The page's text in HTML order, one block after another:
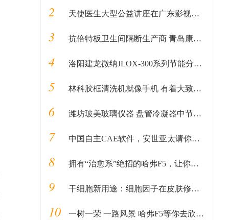
2 天使医生大型公益讲座在广东影视频道特别播出！
3 抗倍特板卫生间隔断生产商 青岛康仁合 专注所以更专业
4 洛阳建龙微纳JLOX-300系列节能分子筛 获得市场好评
5 林科胶框清洗机就像手机 有着大致如好的性能加更低的价格
6 潍坊玻美玻璃仪器 盘管冷凝器中节报价
7 中国自主CAE软件，安世亚太请你来快乐地开发
8 拥有“治愈系”绝招的哈弗F5，让你的安全出行触手可及
9 干细胞新用途：细胞因子在皮肤修复领域的新应用
10 一树一荣 一路风景 哈弗F5等你去欣赏万物复苏